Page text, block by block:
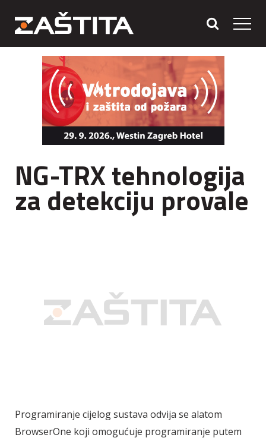
NG-TRX tehnologija
za detekciju provale
Programiranje cijelog sustava odvija se alatom
BrowserOne koji omogućuje programiranje putem